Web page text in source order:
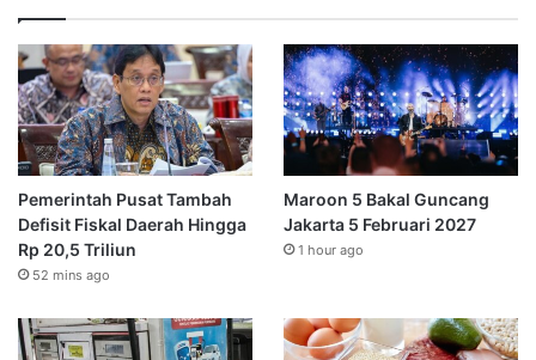
Pemerintah Pusat Tambah
Defisit Fiskal Daerah Hingga
Rp 20,5 Triliun
52 mins ago
Maroon 5 Bakal Guncang
Jakarta 5 Februari 2027
1 hour ago